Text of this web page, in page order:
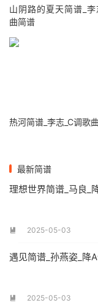
山阴路的夏天简谱_李
曲简谱
热河简谱_李志_C调歌
最新简谱
理想世界简谱_马良_
 2025-05-03
遇见简谱_孙燕姿_降
 2025-05-03